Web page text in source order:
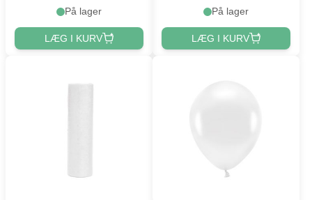
På lager
LÆG I KURV
På lager
LÆG I KURV